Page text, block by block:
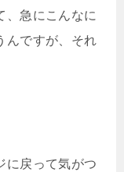
、急にこんなに
んですが、それ
に戻って気がつ